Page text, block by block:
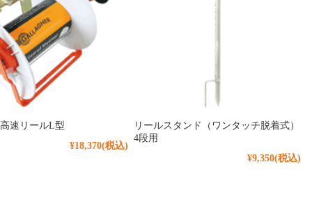
速リールL型
¥18,370(税込)
リールスタンド（ワンタッチ脱着式）
4段用
¥9,350(税込)